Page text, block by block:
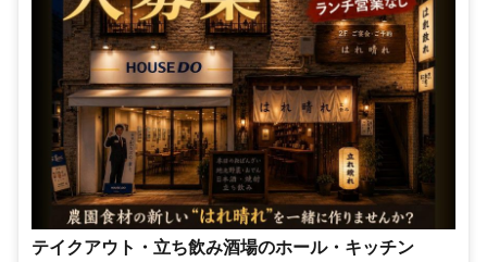
テイクアウト・立ち飲み酒場のホール・キッチン